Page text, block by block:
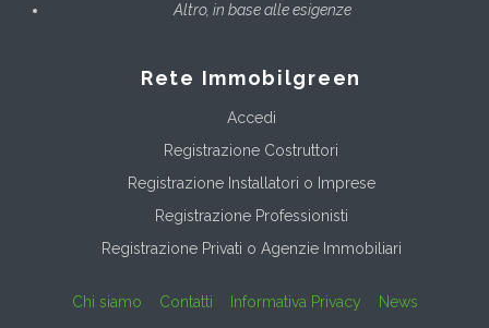
Altro, in base alle esigenze
Rete Immobilgreen
Accedi
Registrazione Costruttori
Registrazione Installatori o Imprese
Registrazione Professionisti
Registrazione Privati o Agenzie Immobiliari
Chi siamo Contatti Informativa Privacy News